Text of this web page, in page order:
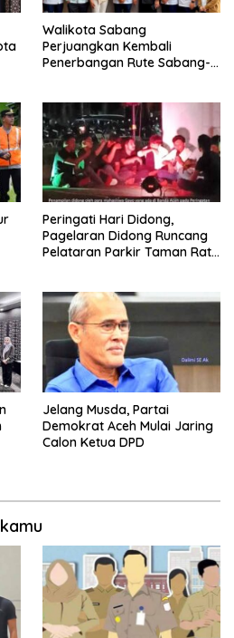
Walikota Sabang
Perjuangkan Kembali
Penerbangan Rute Sabang-
Peringati Hari Didong,
Pagelaran Didong Runcang
Pelataran Parkir Taman Ratu
Jelang Musda, Partai
Demokrat Aceh Mulai Jaring
Calon Ketua DPD